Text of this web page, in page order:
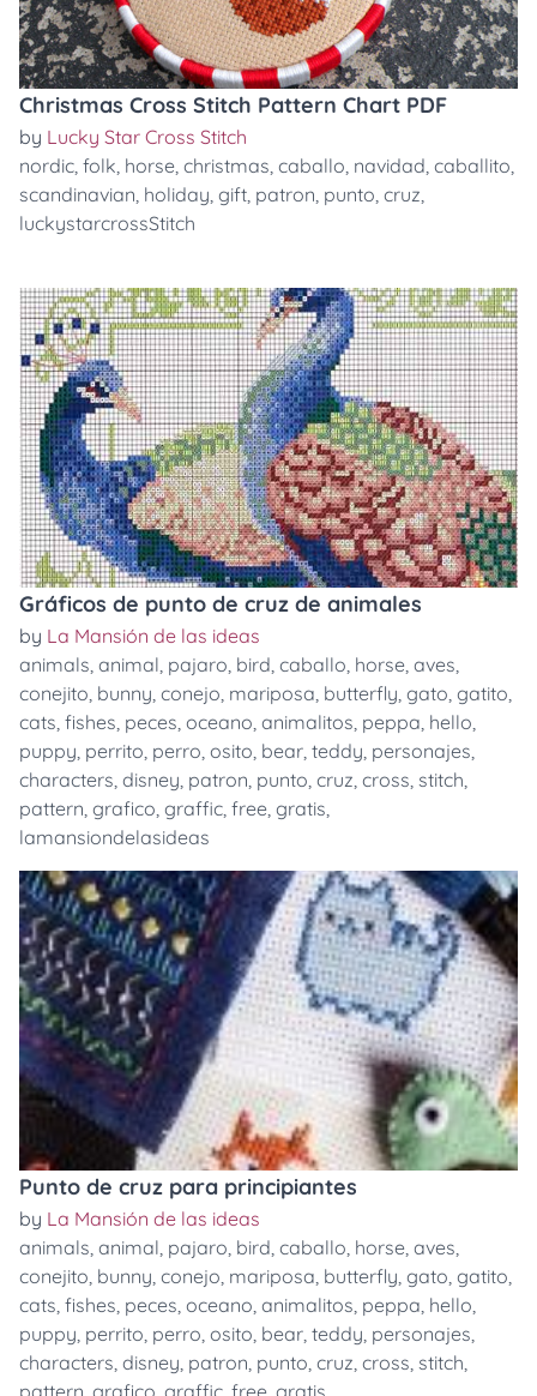
Christmas Cross Stitch Pattern Chart PDF
by Lucky Star Cross Stitch
nordic, folk, horse, christmas, caballo, navidad, caballito,
scandinavian, holiday, gift, patron, punto, cruz,
luckystarcrossStitch
Gráficos de punto de cruz de animales
by La Mansión de las ideas
animals, animal, pajaro, bird, caballo, horse, aves,
conejito, bunny, conejo, mariposa, butterfly, gato, gatito,
cats, fishes, peces, oceano, animalitos, peppa, hello,
puppy, perrito, perro, osito, bear, teddy, personajes,
characters, disney, patron, punto, cruz, cross, stitch,
pattern, grafico, graffic, free, gratis,
lamansiondelasideas
Punto de cruz para principiantes
by La Mansión de las ideas
animals, animal, pajaro, bird, caballo, horse, aves,
conejito, bunny, conejo, mariposa, butterfly, gato, gatito,
cats, fishes, peces, oceano, animalitos, peppa, hello,
puppy, perrito, perro, osito, bear, teddy, personajes,
characters, disney, patron, punto, cruz, cross, stitch,
pattern grafico graffic free gratis